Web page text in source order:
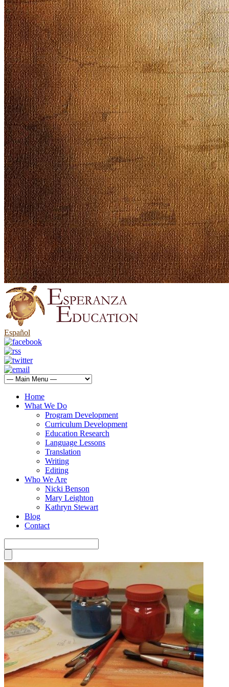
Español
Home
What We Do
Program Development
Curriculum Development
Education Research
Language Lessons
Translation
Writing
Editing
Who We Are
Nicki Benson
Mary Leighton
Kathryn Stewart
Blog
Contact